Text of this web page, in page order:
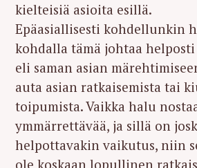
kielteisiä asioita esillä.
Epäasiallisesti kohdellunkin
kohdalla tämä johtaa helposti
eli saman asian
auta asian ratkaisemista tai
toipumista. Vaikka halu
ymmärrettävää, ja sillä on
helpottavakin vaikutus, niin
ole koskaan lopullinen